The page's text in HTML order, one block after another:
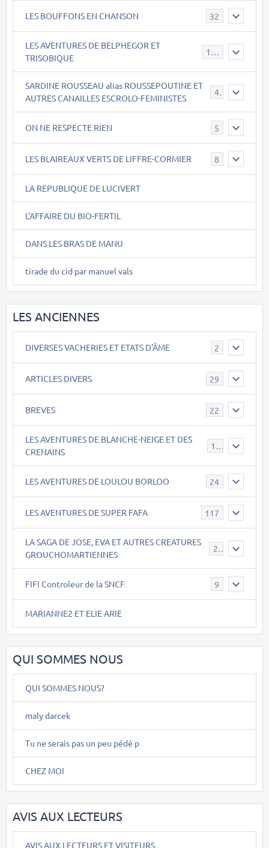
LES BOUFFONS EN CHANSON 32
LES AVENTURES DE BELPHEGOR ET
TRISOBIQUE
147
SARDINE ROUSSEAU alias ROUSSEPOUTINE ET
AUTRES CANAILLES ESCROLO-FEMINISTES
40
ON NE RESPECTE RIEN 5
LES BLAIREAUX VERTS DE LIFFRE-CORMIER 8
LA REPUBLIQUE DE LUCIVERT
L'AFFAIRE DU BIO-FERTIL
DANS LES BRAS DE MANU
tirade du cid par manuel vals
LES ANCIENNES
DIVERSES VACHERIES ET ETATS D'ÂME 2
ARTICLES DIVERS 29
BREVES 22
LES AVENTURES DE BLANCHE-NEIGE ET DES
CRENAINS
17
LES AVENTURES DE LOULOU BORLOO 24
LES AVENTURES DE SUPER FAFA 117
LA SAGA DE JOSE, EVA ET AUTRES CREATURES
GROUCHOMARTIENNES
26
FIFI Controleur de la SNCF 9
MARIANNE2 ET ELIE ARIE
QUI SOMMES NOUS
QUI SOMMES NOUS?
maly darcek
Tu ne serais pas un peu pédé p
CHEZ MOI
AVIS AUX LECTEURS
AVIS AUX LECTEURS ET VISITEURS